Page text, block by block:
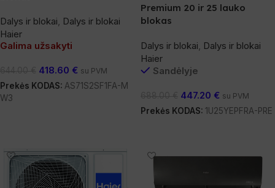
Dalys ir blokai, Dalys ir blokai
Haier
Galima užsakyti
418.60 € su PVM
Prekės KODAS: AS71S2SF1FA-M
W3
Premium 20 ir 25 lauko
blokas
Dalys ir blokai, Dalys ir blokai
Haier
Sandėlyje
447.20 € su PVM
Prekės KODAS: 1U25YEPFRA-PRE